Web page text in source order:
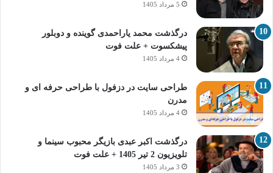
5 مرداد 1405
درگذشت محمد یاراحمدی گوینده و دوبلور
پیشکسوت + علت فوت
4 مرداد 1405
طراحی سایت در دزفول با طراحی حرفه‌ ای و
مدرن
4 مرداد 1405
درگذشت اکبر عبدی بازیگر محبوب سینما و
تلویزیون 2 تیر 1405 + علت فوت
3 مرداد 1405